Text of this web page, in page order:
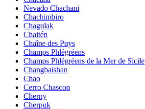
Nevado Chachani
Chachimbiro
Chagulak
Chaitén
Chaîne des Puys
Champs Phlégréens
Champs Phlégréens de la Mer de Sicile
Changbaishan
Chao
Cerro Chascon
Cherny
Cherpuk